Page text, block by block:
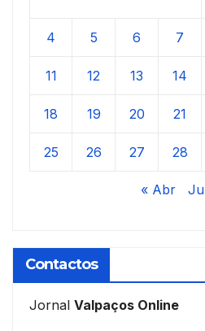
4 5 6 7
11 12 13 14
18 19 20 21
25 26 27 28
« Abr
Contactos
Jornal Valpaços Online